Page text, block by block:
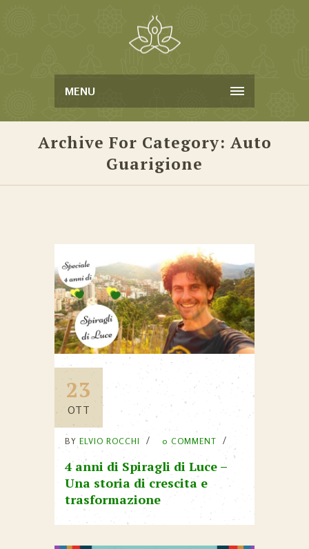
MENU
Archive For Category: Auto
Guarigione
23
OTT
BY ELVIO ROCCHI 0 COMMENT
4 anni di Spiragli di Luce –
Una storia di crescita e
trasformazione